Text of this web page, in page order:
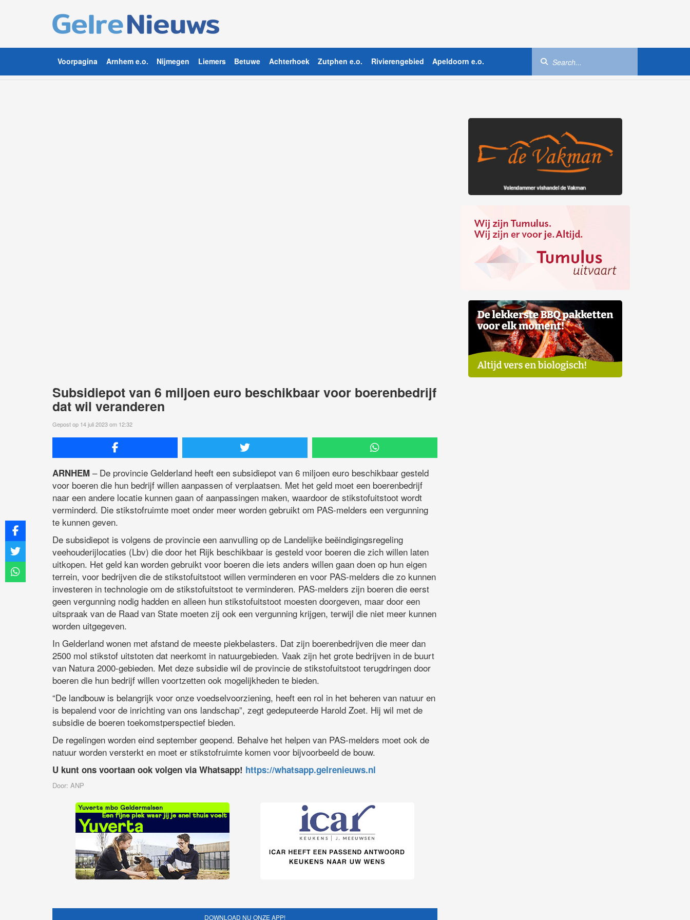
Voorpagina Arnhem e.o. Nijmegen Liemers Betuwe Achterhoek Zutphen e.o. Rivierengebied Apeldoorn e.o.
Subsidiepot van 6 miljoen euro beschikbaar voor boerenbedrijf
dat wil veranderen
Gepost op 14 juli 2023 om 12:32
ARNHEM – De provincie Gelderland heeft een subsidiepot van 6 miljoen euro beschikbaar gesteld
voor boeren die hun bedrijf willen aanpassen of verplaatsen. Met het geld moet een boerenbedrijf
naar een andere locatie kunnen gaan of aanpassingen maken, waardoor de stikstofuitstoot wordt
verminderd. Die stikstofruimte moet onder meer worden gebruikt om PAS-melders een vergunning
te kunnen geven.
De subsidiepot is volgens de provincie een aanvulling op de Landelijke beëindigingsregeling
veehouderijlocaties (Lbv) die door het Rijk beschikbaar is gesteld voor boeren die zich willen laten
uitkopen. Het geld kan worden gebruikt voor boeren die iets anders willen gaan doen op hun eigen
terrein, voor bedrijven die de stikstofuitstoot willen verminderen en voor PAS-melders die zo kunnen
investeren in technologie om de stikstofuitstoot te verminderen. PAS-melders zijn boeren die eerst
geen vergunning nodig hadden en alleen hun stikstofuitstoot moesten doorgeven, maar door een
uitspraak van de Raad van State moeten zij ook een vergunning krijgen, terwijl die niet meer kunnen
worden uitgegeven.
In Gelderland wonen met afstand de meeste piekbelasters. Dat zijn boerenbedrijven die meer dan
2500 mol stikstof uitstoten dat neerkomt in natuurgebieden. Vaak zijn het grote bedrijven in de buurt
van Natura 2000-gebieden. Met deze subsidie wil de provincie de stikstofuitstoot terugdringen door
boeren die hun bedrijf willen voortzetten ook mogelijkheden te bieden.
“De landbouw is belangrijk voor onze voedselvoorziening, heeft een rol in het beheren van natuur en
is bepalend voor de inrichting van ons landschap”, zegt gedeputeerde Harold Zoet. Hij wil met de
subsidie de boeren toekomstperspectief bieden.
De regelingen worden eind september geopend. Behalve het helpen van PAS-melders moet ook de
natuur worden versterkt en moet er stikstofruimte komen voor bijvoorbeeld de bouw.
U kunt ons voortaan ook volgen via Whatsapp! https://whatsapp.gelrenieuws.nl
Door: ANP
DOWNLOAD NU ONZE APP!